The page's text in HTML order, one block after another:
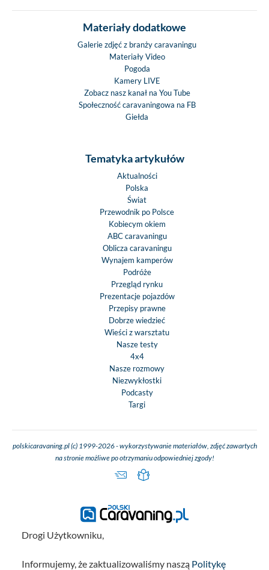
Materiały dodatkowe
Galerie zdjęć z branży caravaningu
Materiały Video
Pogoda
Kamery LIVE
Zobacz nasz kanał na You Tube
Społeczność caravaningowa na FB
Giełda
Tematyka artykułów
Aktualności
Polska
Świat
Przewodnik po Polsce
Kobiecym okiem
ABC caravaningu
Oblicza caravaningu
Wynajem kamperów
Podróże
Przegląd rynku
Prezentacje pojazdów
Przepisy prawne
Dobrze wiedzieć
Wieści z warsztatu
Nasze testy
4x4
Nasze rozmowy
Niezwykłostki
Podcasty
Targi
polskicaravaning.pl (c) 1999-2026 - wykorzystywanie materiałów, zdjęć zawartych
na stronie możliwe po otrzymaniu odpowiedniej zgody!
Drogi Użytkowniku,
Informujemy, że zaktualizowaliśmy naszą Politykę